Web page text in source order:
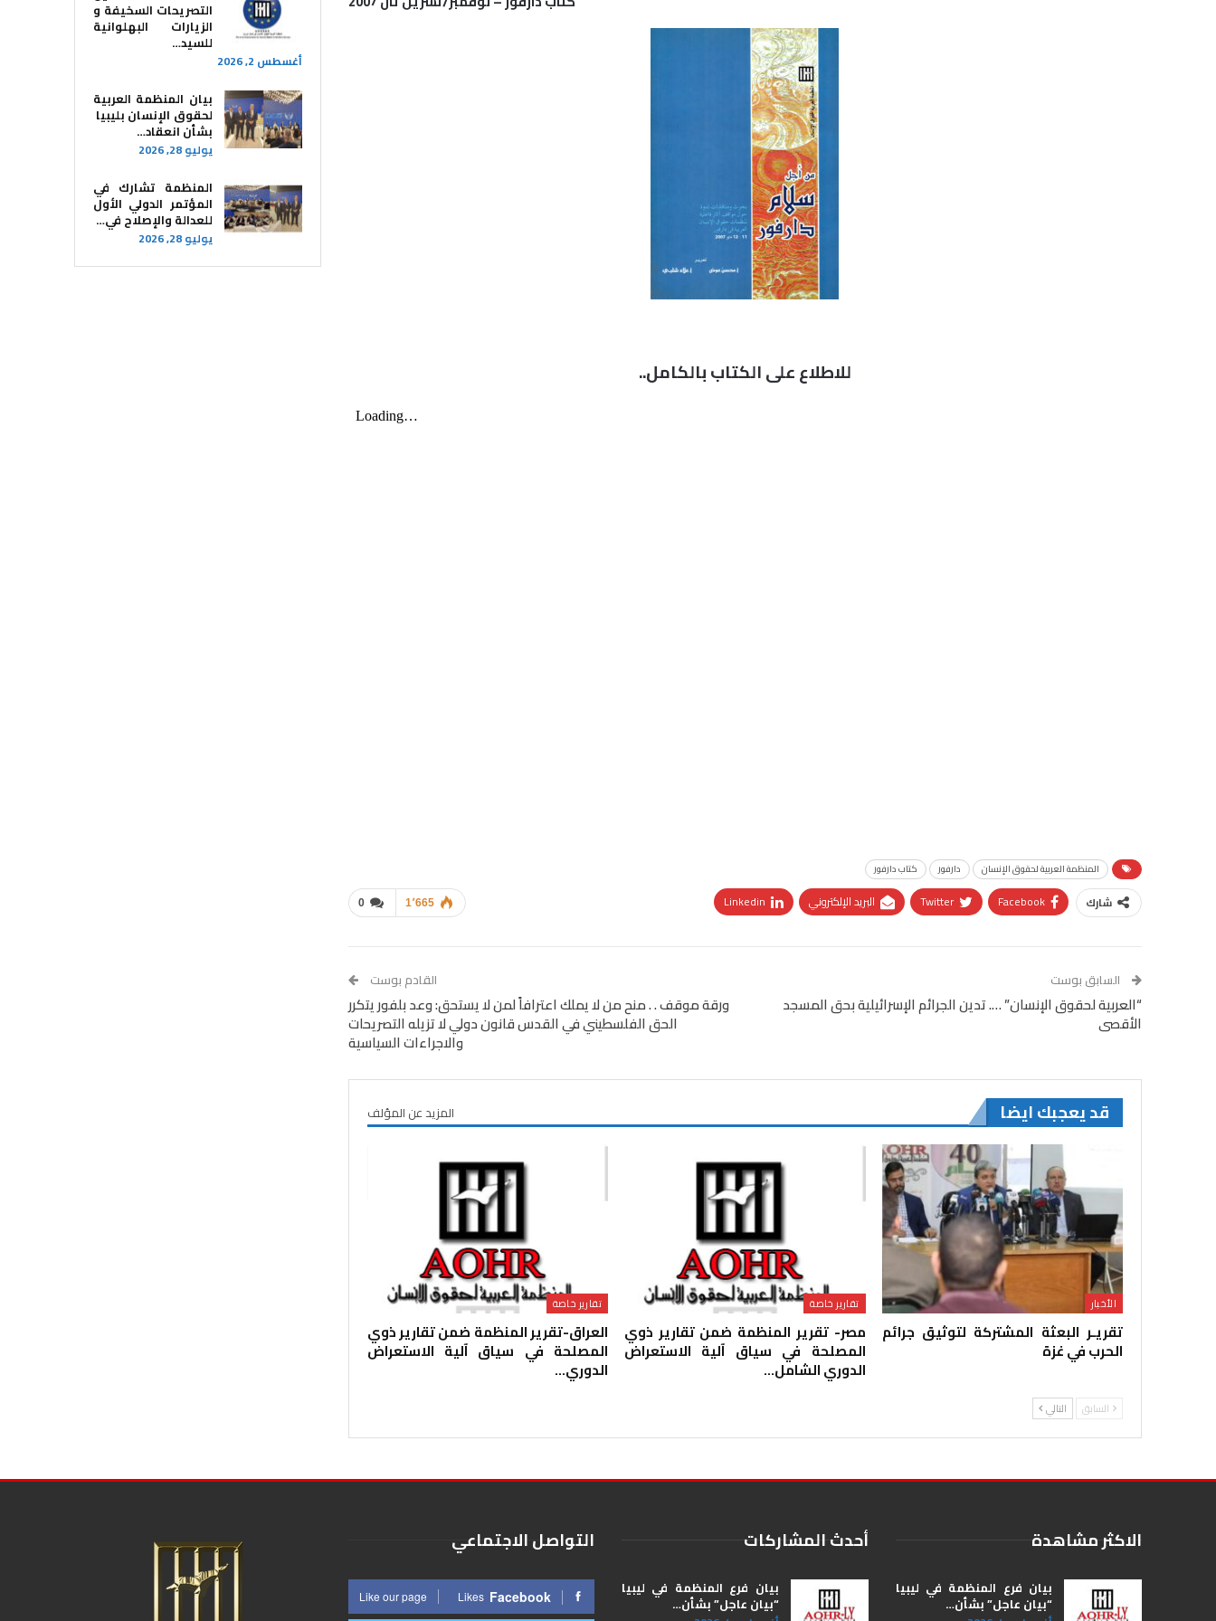
للاطلاع على الكتاب بالكامل..
المنظمة العربية لحقوق الإنسان دارفور كتاب دارفور
0 1٬665 شارك Facebook
Twitter البريد الإلكتروني Linkedin
السابق بوست
“العربية لحقوق الإنسان” …. تدين الجرائم الإسرائيلية بحق المسجد
الأقصى
القادم بوست
ورقة موقف . . منح من لا يملك اعترافاً لمن لا يستحق: وعد بلفور يتكرر
الحق الفلسطيني في القدس قانون دولي لا تزيله التصريحات
والاجراءات السياسية
قد يعجبك ايضا المزيد عن المؤلف
الأخبار
تقريـر البعثة المشتركة لتوثيق جرائم
الحرب في غزة
تقارير خاصة
مصر- تقرير المنظمة ضمن تقارير ذوي
المصلحة في سياق آلية الاستعراض
الدوري الشامل…
تقارير خاصة
العراق-تقرير المنظمة ضمن تقارير ذوي
المصلحة في سياق آلية الاستعراض
الدوري…
السابق التالي
التصريحات السخيفة و
الزيارات البهلوانية
للسيد…
أغسطس 2, 2026
بيان المنظمة العربية
لحقوق الإنسان بليبيا ​
بشأن انعقاد…
يوليو 28, 2026
المنظمة تشارك في
المؤتمر الدولي الأول
للعدالة والإصلاح في…
يوليو 28, 2026
الاكثر مشاهدة
بيان فرع المنظمة في ليبيا
“بيان عاجل” بشأن…
أحدث المشاركات
بيان فرع المنظمة في ليبيا
“بيان عاجل” بشأن…
التواصل الاجتماعي
Facebook
Likes
Like our page